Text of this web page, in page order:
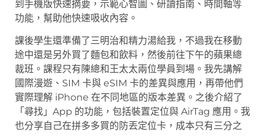
到手機版快速摘要，示範心智圖、研讀指南、時間軸等
功能，幫助他快速吸收內容。
課後學生還準備了三明治和精力湯給我，不過我在移動
途中還是另外買了麵包和飲料，然後前往下午的蘋果總
裁班。課程只有陳總和王太太兩位學員到場。我先講解
國際漫遊、SIM 卡與 eSIM 卡的差異與應用，再帶他們
實際理解 iPhone 在不同地區的版本差異。之後介紹了
「尋找」App 的功能，包括裝置定位與 AirTag 應用。我
也分享自己在拼多多買的防丟定位卡，成本只有三分之